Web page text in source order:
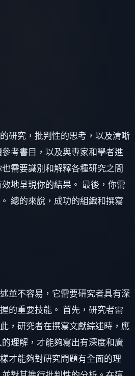
研究，批判性的思考，以及清晰
考書目，以及與專家和學者進
需要識別和解釋各種研究之間
地呈現你的結果。 最後，你需
總的來說，成功的組織和撰寫
並不容易，它需要研究者具有深
的重要技能。 首先，研究者需
，研究者在撰寫文獻綜述時，應
理解，才能夠寫出有深度和廣
才能夠對研究問題有全面的理